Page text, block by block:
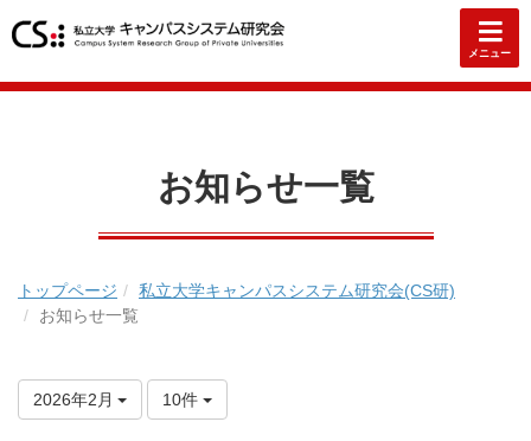
メニュー
お知らせ一覧
トップページ
私立大学キャンパスシステム研究会(CS研)
お知らせ一覧
2026年2月 10件